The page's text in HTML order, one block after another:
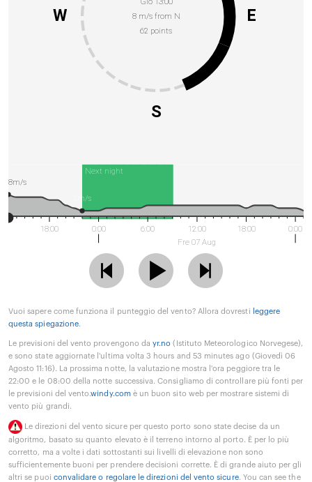
8 m/s from N
62 points
E
S
W
Next night
18:00 0:00 6:00
12:00
Fre 07 Aug
18:00 0:00
8m/s
2m/s
Vuoi sapere come funziona il punteggio del vento? Allora dovresti
leggere
questa spiegazione.
Le previsioni del vento provengono dayr.no (Istituto Meteorologico Norvegese),
e sono state aggiornate l'ultima volta 3 hours and 53 minutes ago (Giovedì 06
Agosto 11:16). La prossima notte, la valutazione mostra l'ora peggiore tra le
22:00 e le 08:00 della notte successiva. Consigliamo di controllare più fonti per
le previsioni del vento.windy.comè un buon sito web per mostrare sistemi di
vento più grandi.
Le direzioni del vento sicure per questo porto sono state decise da un
algoritmo, basato su quanto elevato è il terreno intorno al porto. È per lo più
corretto, ma a volte i dati sottostanti sui livelli di elevazione non sono
sufficientemente buoni per prendere decisioni corrette. È di grande aiuto per gli
altri se puoi convalidare o regolare le direzioni del vento sicure. You can see the